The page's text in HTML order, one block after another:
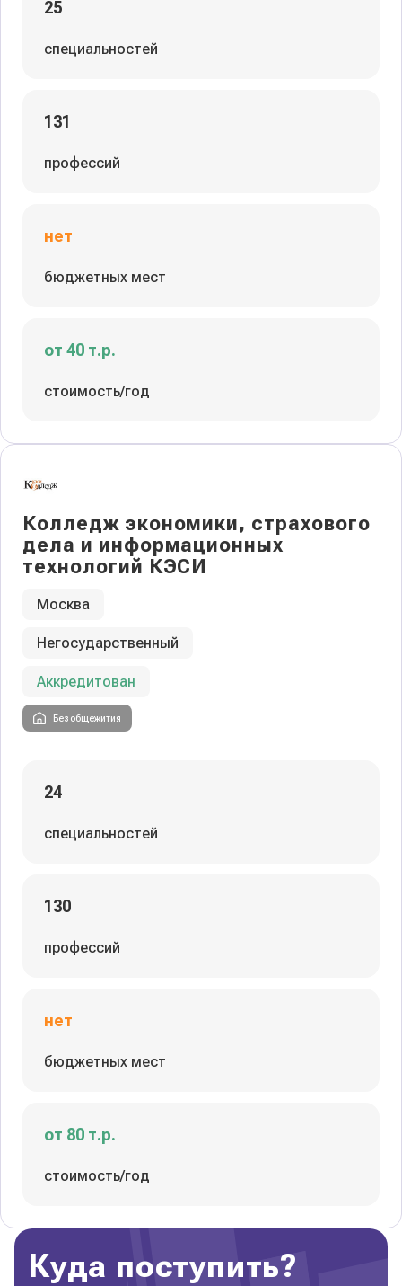
25
специальностей
131
профессий
нет
бюджетных мест
от 40 т.р.
стоимость/год
Колледж экономики, страхового
дела и информационных
технологий КЭСИ
Москва
Негосударственный
Аккредитован
Без общежития
24
специальностей
130
профессий
нет
бюджетных мест
от 80 т.р.
стоимость/год
Куда поступить?